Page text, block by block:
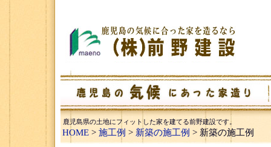
鹿児島県の土地にフィットした家を建てる前野建設です。
HOME > 施工例 > 新築の施工例 > 新築の施工例